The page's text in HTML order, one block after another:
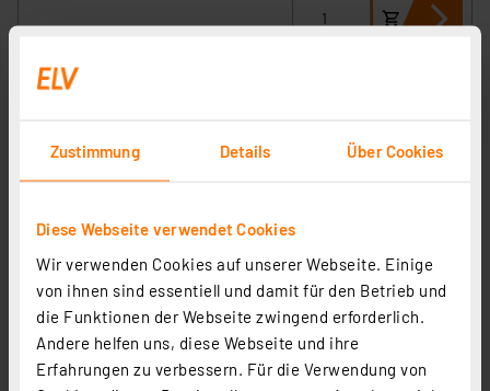
Zustimmung Details Über Cookies
Diese Webseite verwendet Cookies
Wir verwenden Cookies auf unserer Webseite. Einige
von ihnen sind essentiell und damit für den Betrieb und
die Funktionen der Webseite zwingend erforderlich.
Andere helfen uns, diese Webseite und ihre
Erfahrungen zu verbessern. Für die Verwendung von
LED Arbeitsleuchte BUTTERFLY mit Akku, 4x2W
Artikel-Nr. 254471